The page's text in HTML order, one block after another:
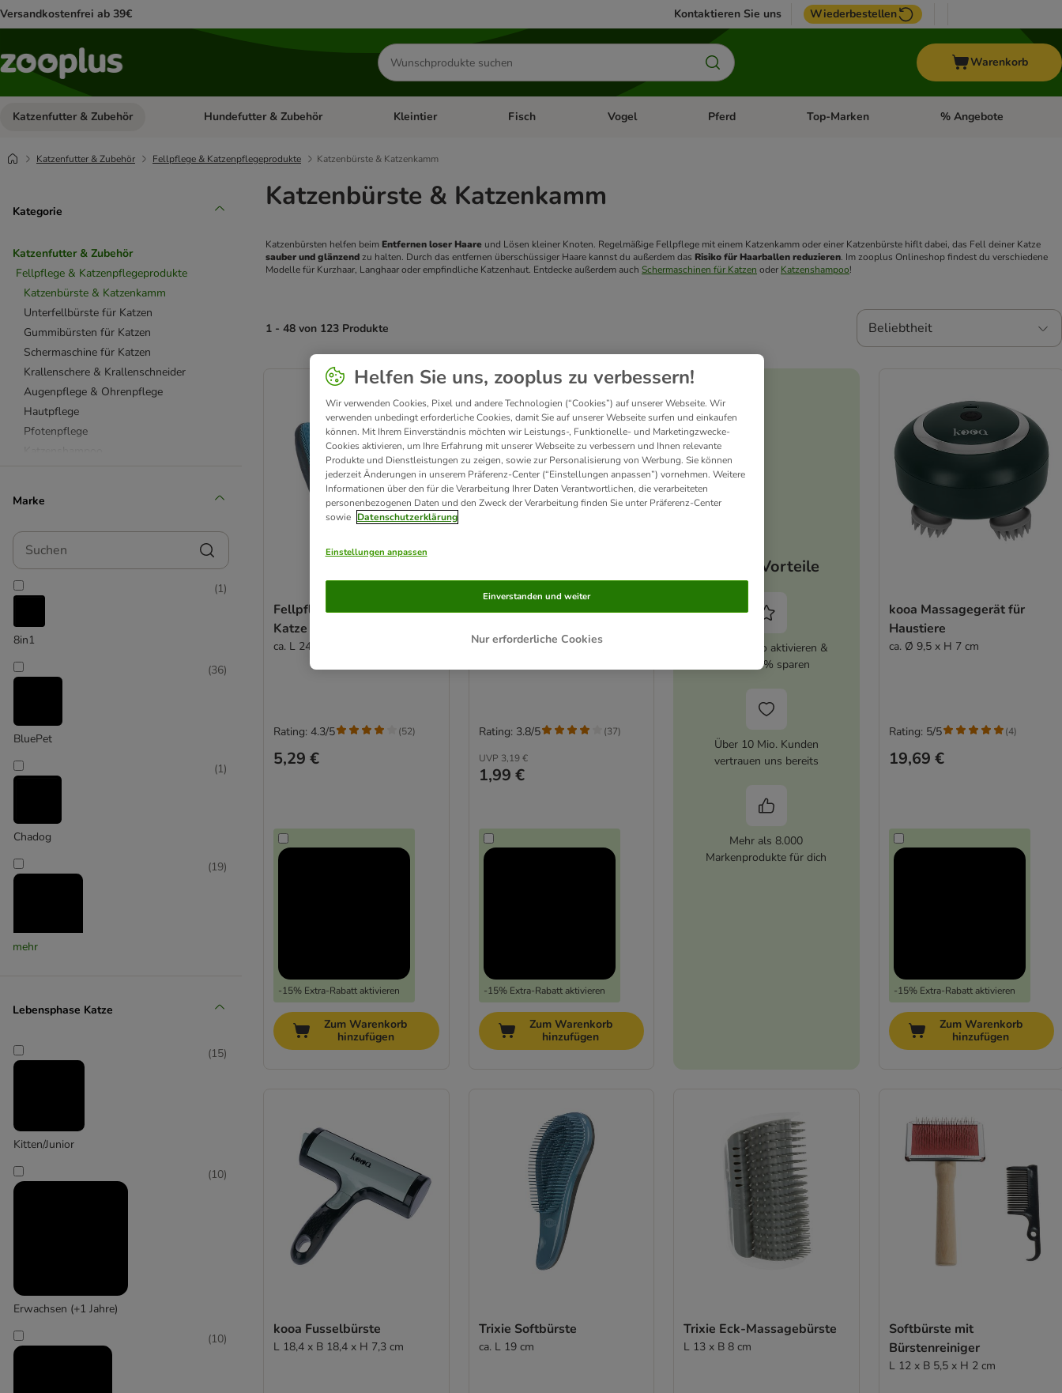
Versandkostenfrei ab 39€ Kontaktieren Sie uns Wiederbestellen
Produkte
suchen
Warenkorb
Katzenfutter & Zubehör Kategorie-Menü öffnen: Katzenfutter & Zubehör
Hundefutter & Zubehör Kategorie-Menü öffnen: Hundefutter & Zubehör
Kleintier Kategorie-Menü öffnen: Kleintier
Fisch Kategorie-Menü öffnen: Fisch
Vogel Kategorie-Menü öffnen: Vogel
Pferd Kategorie-Menü öffnen: Pferd
Top-Marken Kategorie-Menü öffnen:
% Angebote
Katzenfutter & Zubehör Fellpflege & Katzenpflegeprodukte Katzenbürste & Katzenkamm
Kategorie
Katzenfutter & Zubehör
Fellpflege & Katzenpflegeprodukte
Katzenbürste & Katzenkamm
Unterfellbürste für Katzen
Gummibürsten für Katzen
Schermaschine für Katzen
Krallenschere & Krallenschneider
Augenpflege & Ohrenpflege
Hautpflege
Pfotenpflege
beaphar
Felisept
FURminator
Vetriderm
Marke
Suchen
8in1
(1)
BluePet
(36)
Chadog
(1)
(19)
Karlie
Kerbl
mehr
Lebensphase Katze
Kitten/Junior
(15)
Erwachsen (+1 Jahre)
(10)
(10)
Katzenbürste & Katzenkamm
Katzenbürsten helfen beim Entfernen loser Haare
sauber und glänzend zu halten. Durch das entfernen überschüssiger Haare kannst du außerdem das Risiko für Haarballen reduzieren. Im zooplus Onlineshop findest du verschiedene
Modelle für Kurzhaar, Langhaar oder empfindliche Katzenhaut. Entdecke außerdem auch Schermaschinen für Katzen oder Katzenshampoo!
1 - 48 von 123 Produkte Beliebtheit
product items have been changed
Fellpflege Handschuh
Katze
ca. L 24 x B 18 cm
5,29 €
-15% Extra-Rabatt aktivieren
Rating: 4.3/5 (52)
Zum Warenkorb
hinzufügen
Naturhaarbürste
UVP 3,19 €
1,99 €
-15% Extra-Rabatt aktivieren
Rating: 3.8/5 (37)
Zum Warenkorb
hinzufügen
Deine Vorteile
zooplus Abo aktivieren &
immer 5% sparen
Über 10 Mio. Kunden
vertrauen uns bereits
Mehr als 8.000
Markenprodukte für dich
kooa Massagegerät für
Haustiere
ca. Ø 9,5 x H 7 cm
19,69 €
-15% Extra-Rabatt aktivieren
Rating: 5/5 (4)
Zum Warenkorb
hinzufügen
kooa Fusselbürste
L 18,4 x B 18,4 x H 7,3 cm
Trixie Softbürste
ca. L 19 cm
Trixie Eck-Massagebürste
L 13 x B 8 cm
Softbürste mit
Bürstenreiniger
L 12 x B 5,5 x H 2 cm
Helfen Sie uns, zooplus zu verbessern!
Wir verwenden Cookies, Pixel und andere Technologien (“Cookies”) auf unserer Webseite. Wir
verwenden unbedingt erforderliche Cookies, damit Sie auf unserer Webseite surfen und einkaufen
können. Mit Ihrem Einverständnis möchten wir Leistungs-, Funktionelle- und Marketingzwecke-
Cookies aktivieren, um Ihre Erfahrung mit unserer Webseite zu verbessern und Ihnen relevante
Produkte und Dienstleistungen zu zeigen, sowie zur Personalisierung von Werbung. Sie können
jederzeit Änderungen in unserem Präferenz-Center (“Einstellungen anpassen”) vornehmen. Weitere
Informationen über den für die Verarbeitung Ihrer Daten Verantwortlichen, die verarbeiteten
personenbezogenen Daten und den Zweck der Verarbeitung finden Sie unter Präferenz-Center
sowie Datenschutzerklärung
Einstellungen anpassen
Nur erforderliche Cookies
Einverstanden und weiter